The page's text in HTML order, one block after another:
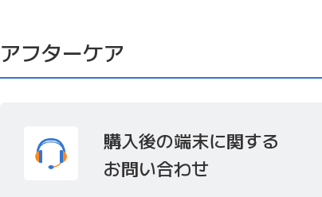
アフターケア
購入後の端末に関する
お問い合わせ